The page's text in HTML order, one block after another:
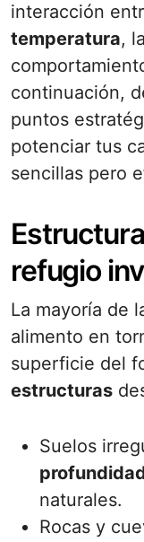
interacción
temperatura, la
continuación,
puntos
potenciar tus
sencillas pero
refugio
La mayoría de
alimento en
superficie del
estructuras
Suelos
naturales.
Rocas y